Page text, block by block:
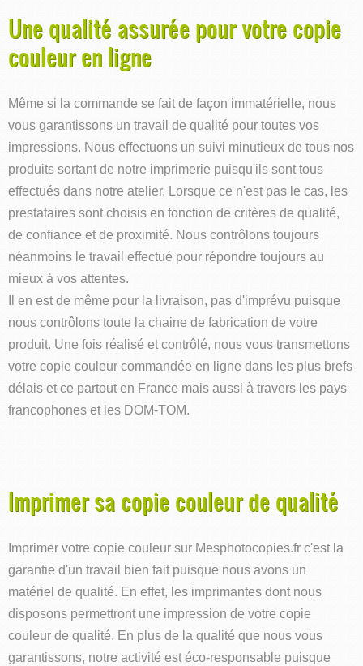
Une qualité assurée pour votre copie
couleur en ligne
Même si la commande se fait de façon immatérielle, nous
vous garantissons un travail de qualité pour toutes vos
impressions. Nous effectuons un suivi minutieux de tous nos
produits sortant de notre imprimerie puisqu'ils sont tous
effectués dans notre atelier. Lorsque ce n'est pas le cas, les
prestataires sont choisis en fonction de critères de qualité,
de confiance et de proximité. Nous contrôlons toujours
néanmoins le travail effectué pour répondre toujours au
mieux à vos attentes.
Il en est de même pour la livraison, pas d'imprévu puisque
nous contrôlons toute la chaine de fabrication de votre
produit. Une fois réalisé et contrôlé, nous vous transmettons
votre copie couleur commandée en ligne dans les plus brefs
délais et ce partout en France mais aussi à travers les pays
francophones et les DOM-TOM.
Imprimer sa copie couleur de qualité
Imprimer votre copie couleur sur Mesphotocopies.fr c'est la
garantie d'un travail bien fait puisque nous avons un
matériel de qualité. En effet, les imprimantes dont nous
disposons permettront une impression de votre copie
couleur de qualité. En plus de la qualité que nous vous
garantissons, notre activité est éco-responsable puisque